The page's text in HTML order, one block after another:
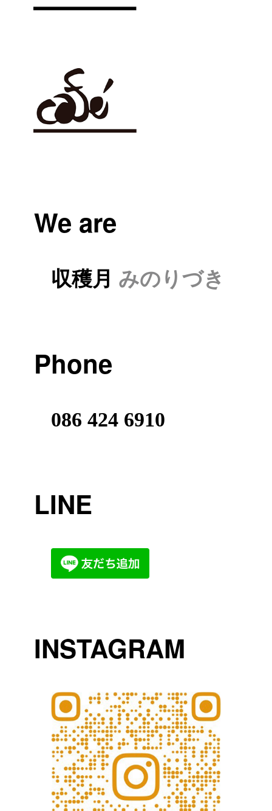
We are
収穫月 みのりづき
Phone
086 424 6910
LINE
INSTAGRAM